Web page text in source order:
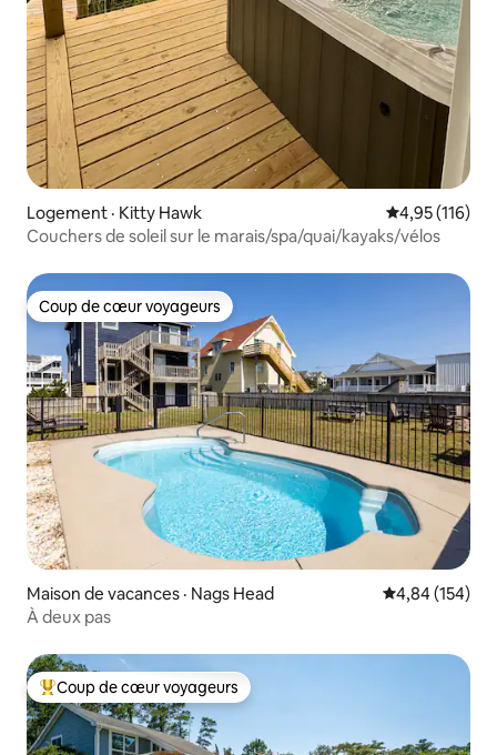
Logement · Kitty Hawk Note
4,95 (116)
Couchers de soleil sur le marais/spa/quai/kayaks/vélos
Coup de cœur voyageurs
Coup de cœur voyageurs
Maison de vacances · Nags Head Note
4,84 (154)
À deux pas
Coup de cœur voyageurs parmi les plus aimés
Coup de cœur voyageurs